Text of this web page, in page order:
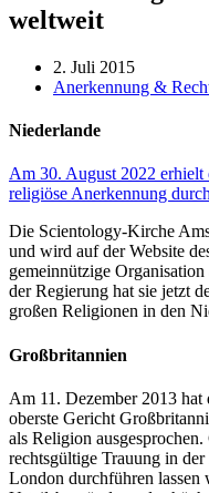
weltweit
2. Juli 2015
Anerkennung &
Niederlande
Am 30. August 2022
religiöse Anerkennung
Die Scientology-Kirche
und wird auf der Website
gemeinnützige
der Regierung hat sie jetzt
großen Religionen in den
Großbritannien
Am 11. Dezember 2013
oberste Gericht
als Religion
rechtsgültige Trauung in
London durchführen lassen